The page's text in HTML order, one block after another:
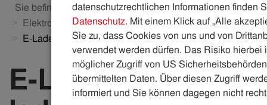
Sie befinden sich hier: ikb.at
Energie
Elektromobilität der IKB
E-Ladekarte, E-Lade-App & E-Tarife
E-Ladekarte, E-
datenschutzrechtlichen Informationen finden
Datenschutz. Mit einem Klick auf „Alle
Sie zu, dass Cookies von uns und von
verwendet werden dürfen. Das Risiko hierbei
möglicher Zugriff von US
übermittelten Daten. Über diesen Zugriff
informiert und Sie können dagegen nicht